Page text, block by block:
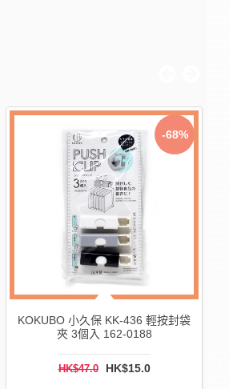
-51%
小久保 豆腐切丁器 162-
0317
HK$17.0
KOKUBO
菜水果新